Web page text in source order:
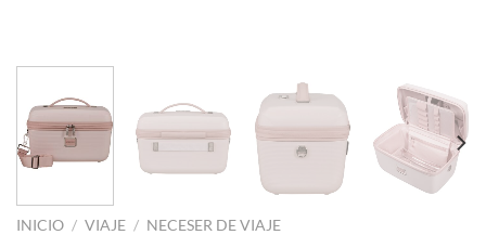
INICIO / VIAJE / NECESER DE VIAJE